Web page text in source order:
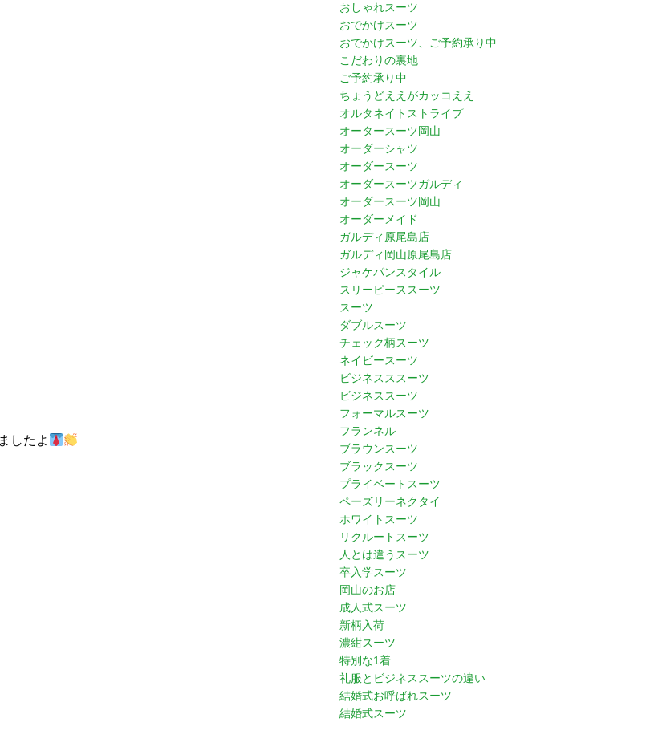
したよ
おしゃれスーツ
おでかけスーツ
おでかけスーツ、ご予約承り中
こだわりの裏地
ご予約承り中
ちょうどええがカッコええ
オルタネイトストライプ
オータースーツ岡山
オーダーシャツ
オーダースーツ
オーダースーツガルディ
オーダースーツ岡山
オーダーメイド
ガルディ原尾島店
ガルディ岡山原尾島店
ジャケパンスタイル
スリーピーススーツ
スーツ
ダブルスーツ
チェック柄スーツ
ネイビースーツ
ビジネスススーツ
ビジネススーツ
フォーマルスーツ
フランネル
ブラウンスーツ
ブラックスーツ
プライベートスーツ
ペーズリーネクタイ
ホワイトスーツ
リクルートスーツ
人とは違うスーツ
卒入学スーツ
岡山のお店
成人式スーツ
新柄入荷
濃紺スーツ
特別な1着
礼服とビジネススーツの違い
結婚式お呼ばれスーツ
結婚式スーツ